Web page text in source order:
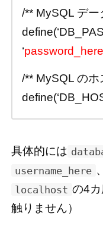
/** MySQL デ
‘password_here
/** MySQL のホ
具体的には
username_here 、
localhost の4
触りません）